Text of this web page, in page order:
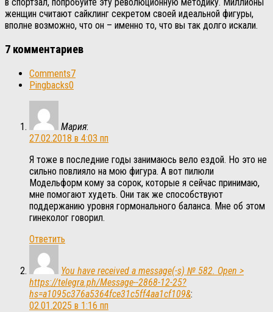
в спортзал, попробуйте эту революционную методику. Миллионы
женщин считают сайклинг секретом своей идеальной фигуры,
вполне возможно, что он – именно то, что вы так долго искали.
7 комментариев
Comments7
Pingbacks0
Мария:
27.02.2018 в 4:03 пп
Я тоже в последние годы занимаюсь вело ездой. Но это не
сильно повлияло на мою фигура. А вот пилюли
Модельформ кому за сорок, которые я сейчас принимаю,
мне помогают худеть. Они так же способствуют
поддержанию уровня гормонального баланса. Мне об этом
гинеколог говорил.
Ответить
You have received a message(-s) № 582. Open >
https://telegra.ph/Message--2868-12-25?
hs=a1095c376a5364fce31c5ff4aa1cf109&:
02.01.2025 в 1:16 пп